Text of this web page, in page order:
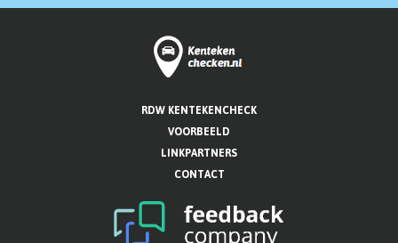
RDW KENTEKENCHECK
VOORBEELD
LINKPARTNERS
CONTACT